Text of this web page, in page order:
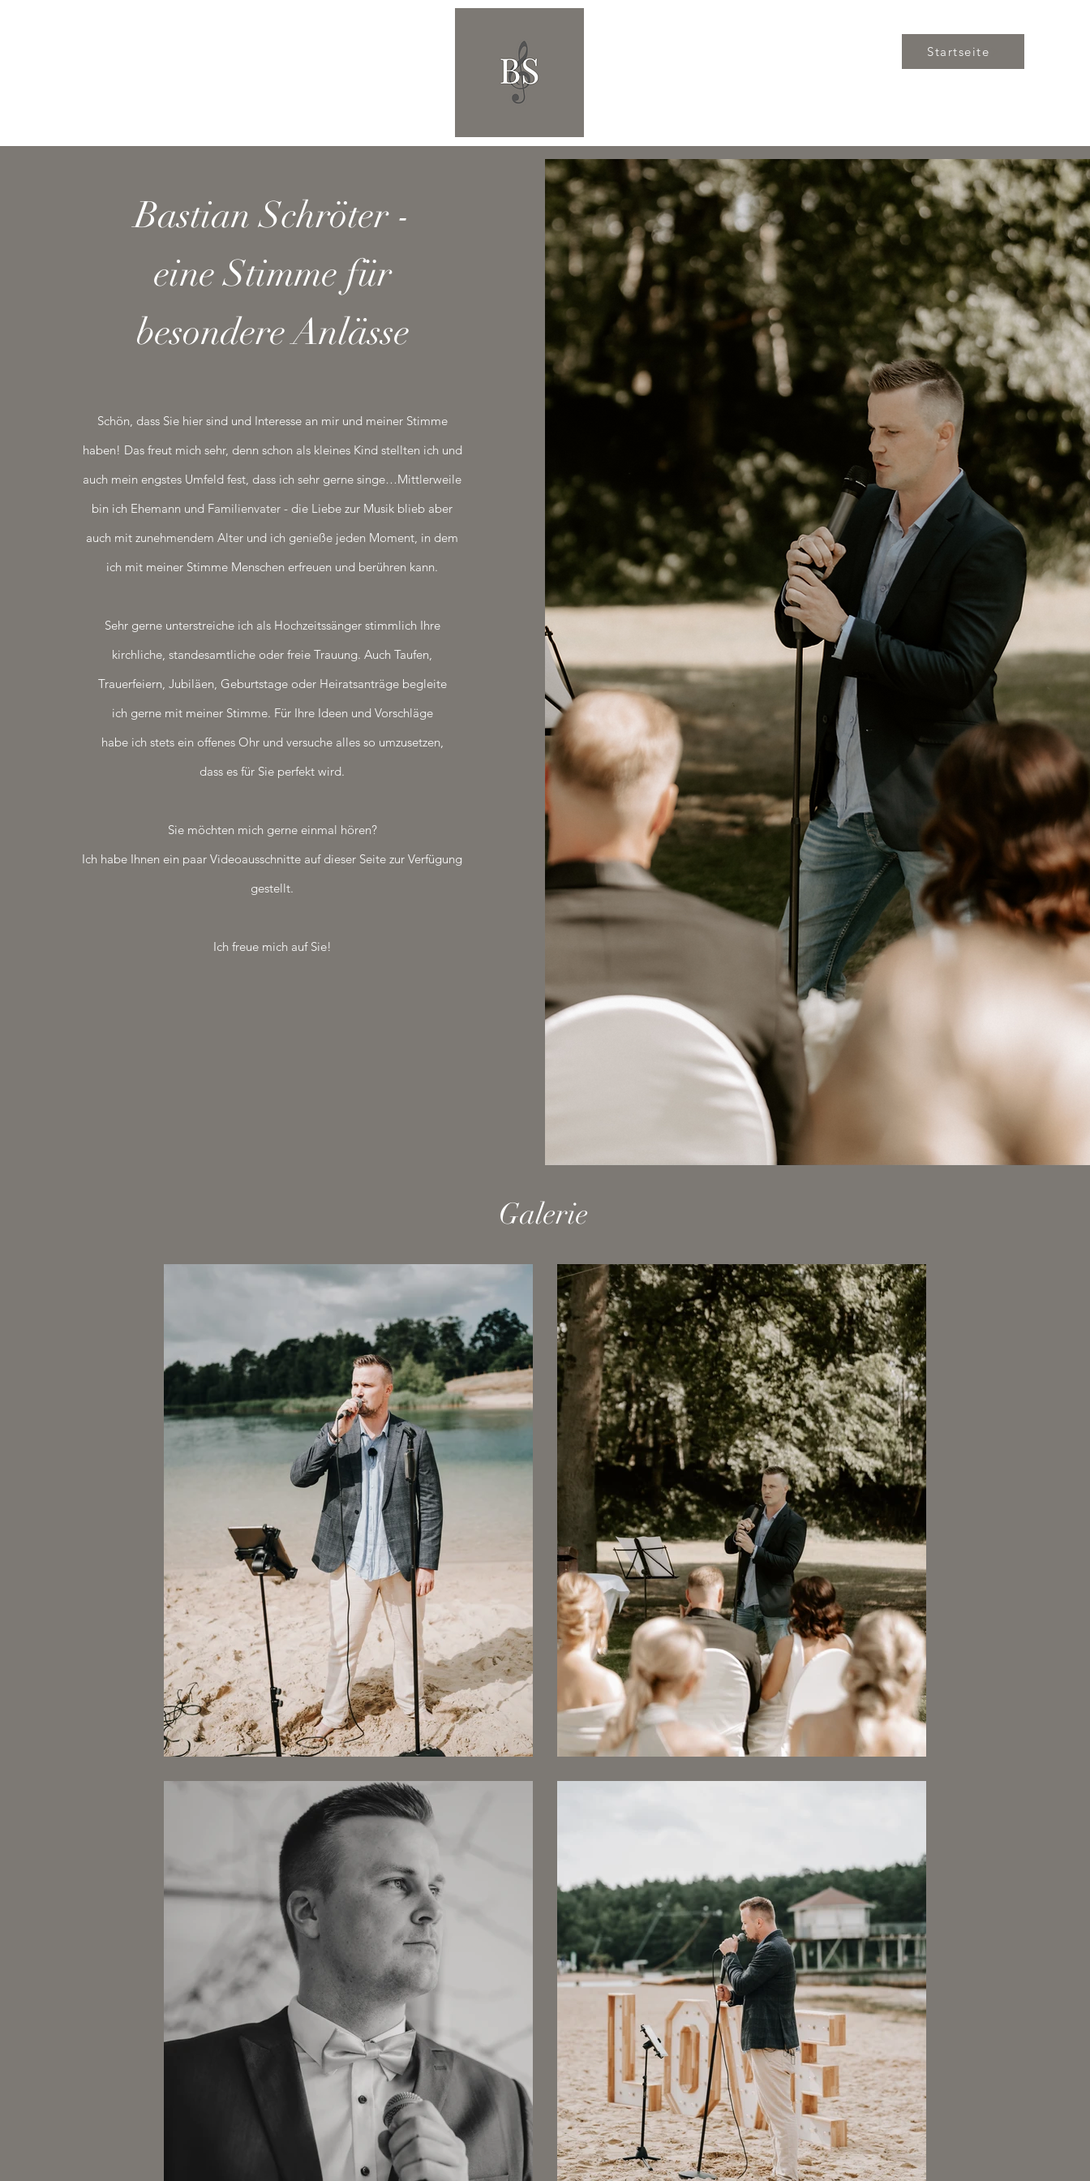
Startseite
Bastian Schröter -
eine Stimme für
besondere Anlässe
Schön, dass Sie hier sind und Interesse an mir und meiner Stimme
haben! Das freut mich sehr, denn schon als kleines Kind stellten ich und
auch mein engstes Umfeld fest, dass ich sehr gerne singe…Mittlerweile
bin ich Ehemann und Familienvater - die Liebe zur Musik blieb aber
auch mit zunehmendem Alter und ich genieße jeden Moment, in dem
ich mit meiner Stimme Menschen erfreuen und berühren kann.
Sehr gerne unterstreiche ich als Hochzeitssänger stimmlich Ihre
kirchliche, standesamtliche oder freie Trauung. Auch Taufen,
Trauerfeiern, Jubiläen, Geburtstage oder Heiratsanträge begleite
ich gerne mit meiner Stimme. Für Ihre Ideen und Vorschläge
habe ich stets ein offenes Ohr und versuche alles so umzusetzen,
dass es für Sie perfekt wird.
Sie möchten mich gerne einmal hören?
Ich habe Ihnen ein paar Videoausschnitte auf dieser Seite zur Verfügung
gestellt.
Ich freue mich auf Sie!
Galerie